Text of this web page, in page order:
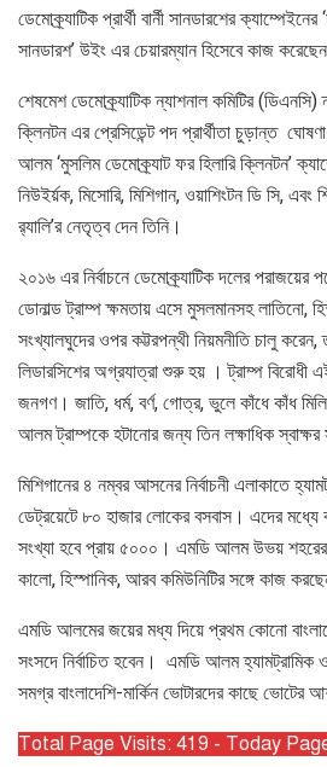
ডেমোক্র্যাটিক প্রার্থী বার্নী সানডারশের
সানডারশ’ উইং এর চেয়ারম্যান হিসেবে কাজ
শেষমেশ ডেমোক্র্যাটিক ন্যাশনাল কমিটির
ক্লিনটন এর প্রেসিডেন্ট পদ প্রার্থীতা চুড়ান্ত
আলম ‘মুসলিম ডেমোক্র্যাট ফর হিলারি ক্লিনটন’
নিউইর্য়ক, মিসোরি, মিশিগান, ওয়াশিংটন ডি সি,
র‌্যালি’র নেতৃত্ব দেন তিনি।
২০১৬ এর নির্বাচনে ডেমোক্র্যাটিক দলের পরাজয়ের
ডোনাল্ড ট্রাম্প ক্ষমতায় এসে মুসলমানসহ লাতিনো,
সংখ্যালঘুদের ওপর কট্টরপন্থী নিয়মনীতি চালু
লিডারসিশের অগ্রযাত্রা শুরু হয় । ট্রাম্প বিরোধী
জনগণ। জাতি, ধর্ম, বর্ণ, গোত্র, ভুলে কাঁধে কাঁধ
আলম ট্রাম্পকে হটানোর জন্য তিন লক্ষাধিক
মিশিগানের ৪ নম্বর আসনের নির্বাচনী এলাকাতে
ডেট্রয়েটে ৮০ হাজার লোকের বসবাস। এদের মধ্যে
সংখ্যা হবে প্রায় ৫০০০। এমডি আলম উভয় শহরের
কালো, হিস্পানিক, আরব কমিউনিটির সঙ্গে কাজ
এমডি আলমের জয়ের মধ্য দিয়ে প্রথম কোনো
সংসদে নির্বাচিত হবেন। এমডি আলম হ্যামট্রামিক
সমগ্র বাংলাদেশি-মার্কিন ভোটারদের কাছে
Total Page Visits: 419 - Today